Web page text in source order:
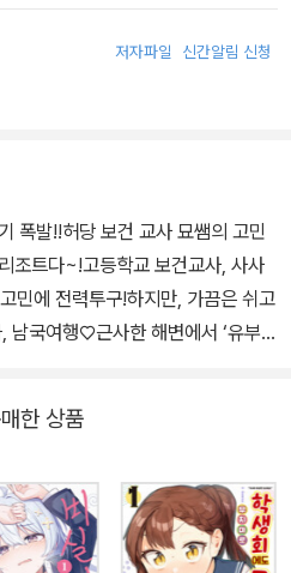
저자파일 신간알림 신청
폭발!!허당 보건 교사 묘쌤의 고민
조트다~!고등학교 보건교사, 사사
민에 전력투구!하지만, 가끔은 쉬고
국여행♡근사한 해변에서 ‘유부녀
한 상품